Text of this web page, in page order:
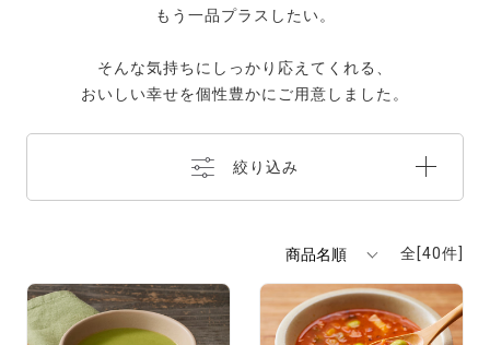
もう一品プラスしたい。
そんな気持ちにしっかり応えてくれる、
おいしい幸せを個性豊かにご用意しました。
絞り込み
全[40件]